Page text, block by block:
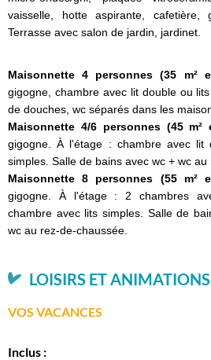
vaisselle, hotte aspirante, cafetière,
Terrasse avec salon de jardin, jardinet.
Maisonnette 4 personnes (35 m²
gigogne, chambre avec lit double ou
de douches, wc séparés dans les
Maisonnette 4/6 personnes (45 m²
gigogne. À l'étage : chambre avec lit
simples. Salle de bains avec wc + wc au
Maisonnette 8 personnes (55 m²
gigogne. À l'étage : 2 chambres
chambre avec lits simples. Salle de
wc au rez-de-chaussée.
LOISIRS ET ANIMATIONS
VOS VACANCES
Inclus :